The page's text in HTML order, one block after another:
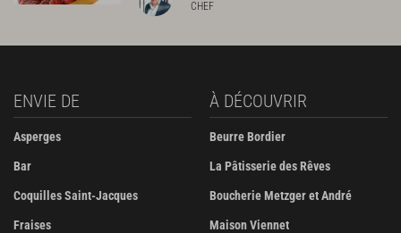
CHEF
ENVIE DE
Asperges
Bar
Coquilles Saint-Jacques
Fraises
À DÉCOUVRIR
Beurre Bordier
La Pâtisserie des Rêves
Boucherie Metzger et André
Maison Viennet